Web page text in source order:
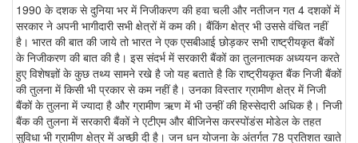
1990 के दशक से दुनिया भर में निजीकरण की हवा चली और नतीजन गत 4 दशकों में
सरकार ने अपनी भागीदारी सभी क्षेत्रों में कम की। बैंकिंग क्षेत्र भी उससे वंचित नहीं
है। भारत की बात की जाये तो भारत ने एक एसबीआई छोड़कर सभी राष्ट्रीयकृत बैंकों
के निजीकरण की बात की है। इस संदर्भ में सरकारी बैंकों का तुलनात्मक अध्ययन करते
हुए विशेषज्ञों के कुछ तथ्य सामने रखे है जो यह बताते है कि राष्ट्रीयकृत बैंक निजी बैंकों
की तुलना में किसी भी प्रकार से कम नहीं है। उनका विस्तार ग्रामीण क्षेत्र में निजी
बैंकों के तुलना में ज्यादा है और ग्रामीण ऋण में भी उन्हीं की हिस्सेदारी अधिक है। निजी
बैंक की तुलना में सरकारी बैंकों ने एटीएम और बीजिनेस करस्पोंडंस मोडेल के तहत
सुविधा भी ग्रामीण क्षेत्र में अच्छी दी है। जन धन योजना के अंतर्गत 78 प्रतिशत खाते